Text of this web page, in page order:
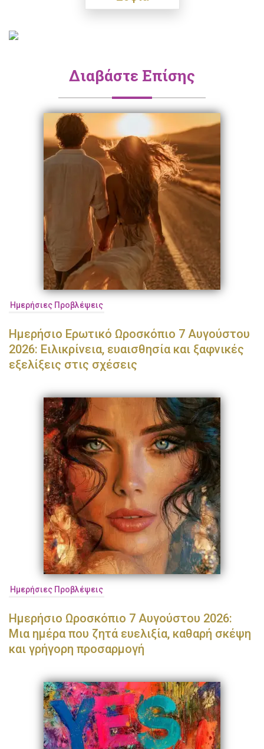
Διαβάστε Επίσης
Ημερήσιες Προβλέψεις
Ημερήσιο Ερωτικό Ωροσκόπιο 7 Αυγούστου
2026: Ειλικρίνεια, ευαισθησία και ξαφνικές
εξελίξεις στις σχέσεις
Ημερήσιες Προβλέψεις
Ημερήσιο Ωροσκόπιο 7 Αυγούστου 2026:
Μια ημέρα που ζητά ευελιξία, καθαρή σκέψη
και γρήγορη προσαρμογή